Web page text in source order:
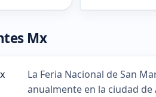
Mx
La Feria Nacional de San
anualmente en la ciudad de